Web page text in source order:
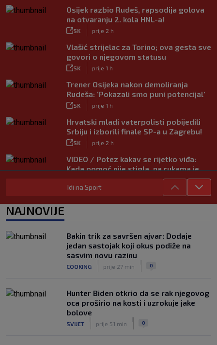
Osijek razbio Rudeš, rapsodija golova
na otvaranju 2. kola HNL-a!
SK prije 2 h
Vlašić strijelac za Torino; ova gesta sve
govori o njegovom statusu
SK prije 1 h
Trener Osijeka nakon demoliranja
Rudeša: ‘Pokazali smo puni potencijal’
SK prije 1 h
Hrvatski mladi vaterpolisti pobijedili
Srbiju i izborili finale SP-a u Zagrebu!
SK prije 2 h
VIDEO / Potez kakav se rijetko viđa:
Kada pomoć nije stigla, na rukama je
SK
|
prije 5 h
Vušković debitirao za Brighton:
Dinamo u finalu Ramljaka! Sutra protiv
Ajaxa na glavnom terenu Maksimira
SK prije 3 h
Idi na Sport
NAJNOVIJE
Bakin trik za savršen ajvar: Dodaje
jedan sastojak koji okus podiže na
sasvim novu razinu
COOKING prije 27 min 0
Hunter Biden otkrio da se rak njegovog
oca proširio na kosti i uzrokuje jake
bolove
SVIJET prije 51 min 0